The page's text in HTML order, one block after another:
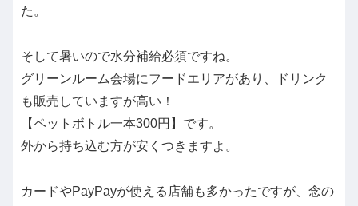
た。
そして暑いので水分補給必須ですね。
グリーンルーム会場にフードエリアがあり、ドリンク
も販売していますが高い！
【ペットボトル一本300円】です。
外から持ち込む方が安くつきますよ。
カードやPayPayが使える店舗も多かったですが、念の